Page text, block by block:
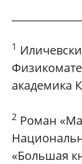
1
академика
2 Роман
«Большая